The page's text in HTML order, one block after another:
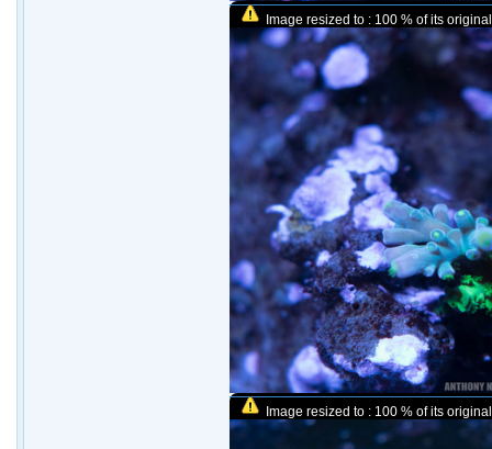
Image resized to : 100 % of its
Image resized to : 100 % of its